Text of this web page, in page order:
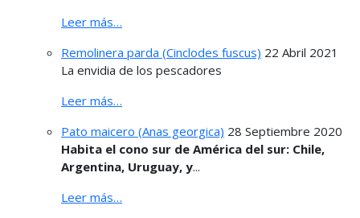
Leer más…
Remolinera parda (Cinclodes fuscus) 22 Abril 2021
La envidia de los pescadores
Leer más…
Pato maicero (Anas georgica) 28 Septiembre 2020
Habita el cono sur de América del sur: Chile,
Argentina, Uruguay, y...
Leer más…